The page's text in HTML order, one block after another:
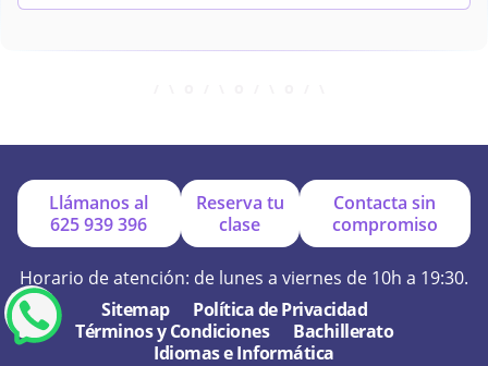
+ ¿Por qué online?
+ ¿Se hacen exámenes de prueba?
Llámanos al
625 939 396
Reserva tu
clase
Contacta sin
compromiso
Horario de atención: de lunes a viernes de 10h a 19:30.
Sitemap
Política de Privacidad
Términos y Condiciones
Bachillerato
Idiomas e Informática